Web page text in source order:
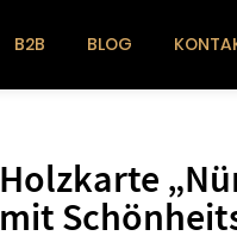
B2B BLOG
Holzkarte
mit